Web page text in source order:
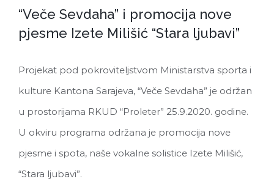
“Veče Sevdaha” i promocija nove
pjesme Izete Milišić “Stara ljubavi”
Projekat pod pokroviteljstvom Ministarstva sporta i
kulture Kantona Sarajeva, “Veče Sevdaha” je održan
u prostorijama RKUD “Proleter” 25.9.2020. godine.
U okviru programa održana je promocija nove
pjesme i spota, naše vokalne solistice Izete Milišić,
“Stara ljubavi”.